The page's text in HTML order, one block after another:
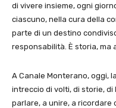
di vivere insieme, ogni
ciascuno, nella cura della
parte di un destino
responsabilità. È storia, ma
A Canale Monterano, oggi,
intreccio di volti, di storie,
parlare, a unire, a ricordare